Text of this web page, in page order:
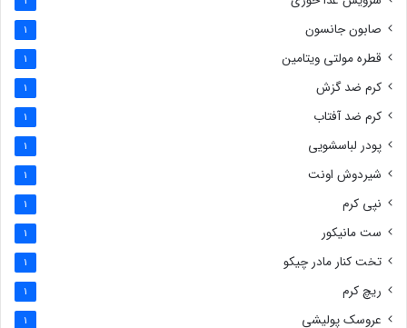
صابون جانسون 1
قطره مولتی ویتامین 1
کرم ضد گزش 1
کرم ضد آفتاب 1
پودر لباسشویی 1
شیردوش اونت 1
نپی کرم 1
ست مانیکور 1
تخت کنار مادر چیکو 1
ریچ کرم 1
عروسک پولیشی 1